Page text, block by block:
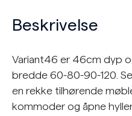
Beskrivelse
Variant46 er 46cm dyp
bredde 60-80-90-120.
en rekke tilhørende
kommoder og åpne